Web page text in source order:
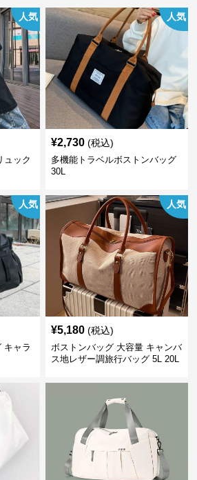
人気
ュック
人気
¥2,730 (税込)
多機能トラベルボストンバッグ
30L
人気
キャラ
人気
¥5,180 (税込)
ボストンバッグ 大容量 キャンバ
ス地レザー調旅行バッグ 5L 20L